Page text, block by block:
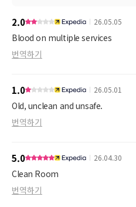
2.0 26.05.05
Blood on multiple services
번역하기
1.0 26.05.01
Old, unclean and unsafe.
번역하기
5.0 26.04.30
Clean Room
번역하기